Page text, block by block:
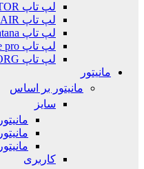
لپ تاپ VECTOR
لپ تاپ CROSSHAIR
لپ تاپ Katana
لپ تاپ Venture pro
لپ تاپ CYBORG
مانیتور
مانیتور بر اساس
سایز
مانیتور 24 اینچ
مانیتور 27 اینچ
مانیتور 32 اینچ
کاربری